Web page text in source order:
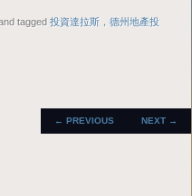
tagged 投資達拉斯，德州地產投
POST
NAVIGATION
← PREVIOUS NEXT →